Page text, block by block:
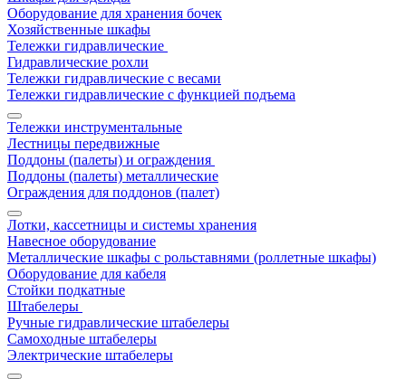
Оборудование для хранения бочек
Хозяйственные шкафы
Тележки гидравлические
Гидравлические рохли
Тележки гидравлические с весами
Тележки гидравлические с функцией подъема
Тележки инструментальные
Лестницы передвижные
Поддоны (палеты) и ограждения
Поддоны (палеты) металлические
Ограждения для поддонов (палет)
Лотки, кассетницы и системы хранения
Навесное оборудование
Металлические шкафы с рольставнями (роллетные шкафы)
Оборудование для кабеля
Стойки подкатные
Штабелеры
Ручные гидравлические штабелеры
Самоходные штабелеры
Электрические штабелеры